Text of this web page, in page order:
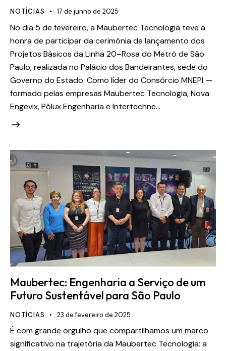
NOTÍCIAS 17 de junho de 2025
No dia 5 de fevereiro, a Maubertec Tecnologia teve a
honra de participar da cerimônia de lançamento dos
Projetos Básicos da Linha 20–Rosa do Metrô de São
Paulo, realizada no Palácio dos Bandeirantes, sede do
Governo do Estado. Como líder do Consórcio MNEPI —
formado pelas empresas Maubertec Tecnologia, Nova
Engevix, Pólux Engenharia e Intertechne…
Maubertec: Engenharia a Serviço de um
Futuro Sustentável para São Paulo
NOTÍCIAS 23 de fevereiro de 2025
É com grande orgulho que compartilhamos um marco
significativo na trajetória da Maubertec Tecnologia: a